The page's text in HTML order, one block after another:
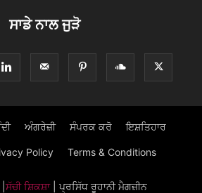
ਸਾਡੇ ਨਾਲ ਜੁੜੋ
ਅੰਗਰੇਜ਼ੀ ਸੰਪਰਕ ਕਰੋ ਇਸ਼ਤਿਹਾਰ
Policy Terms & Conditions
ਸੱਚੀ ਸ਼ਿਕਸ਼ਾ| ਪ੍ਰਸਿੱਧ ਰੂਹਾਨੀ ਮੈਗਜ਼ੀਨ